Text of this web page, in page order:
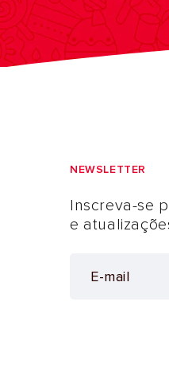
NEWSLETTER
Inscreva-se
e